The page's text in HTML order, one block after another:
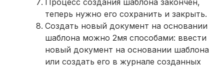
Процесс создания шаблона закончен,
теперь нужно его сохранить и закрыть.
Создать новый документ на основании
шаблона можно 2мя способами: ввести
новый документ на основании шаблона
или создать его в журнале созданных